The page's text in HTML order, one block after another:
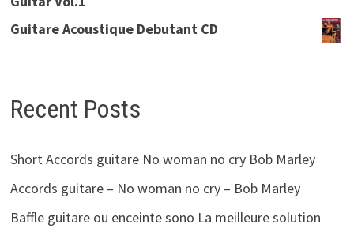
Guitare Acoustique Debutant CD
Recent Posts
Short Accords guitare No woman no cry Bob Marley
Accords guitare – No woman no cry – Bob Marley
Baffle guitare ou enceinte sono La meilleure solution